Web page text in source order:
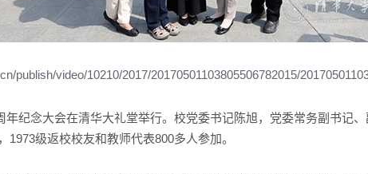
publish/video/10210/2017/20170501103805506782015/
年纪念大会在清华大礼堂举行。校党委书记陈旭，党委常务副书记
级返校校友和教师代表800多人参加。